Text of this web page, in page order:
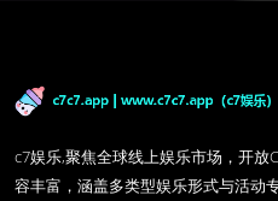
c7娱乐,聚焦全球线上娱乐市场，开
容丰富，涵盖多类型娱乐形式与活动